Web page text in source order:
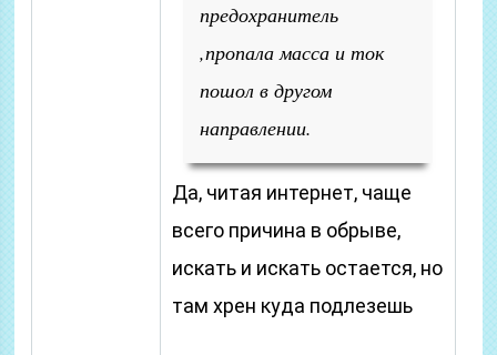
предохранитель
,пропала масса и ток
пошол в другом
направлении.
Да, читая интернет, чаще
всего причина в обрыве,
искать и искать остается, но
там хрен куда подлезешь